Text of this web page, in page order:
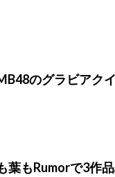
のグラビアク
葉もRumorで3作